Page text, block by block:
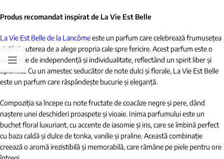
Produs recomandat inspirat de La Vie Est Belle
L aVie Est Belle de la Lancômeeste un parfum care celebrează frumusețea
vieții și puterea de a alege propria cale spre fericire. Acest parfum este o
declarație de independență și individualitate, reflectând un spirit liber și
optimist. Cu un amestec seducător de note dulci și florale, La Vie Est Belle
este un parfum care răspândește bucurie și eleganță.
Compoziția sa începe cu note fructate de coacăze negre și pere, dând
naștere unei deschideri proaspete și vioaie. Inima parfumului este un
buchet floral luxuriant, cu accente de iasomie și iris, care se îmbină perfect
cu baza caldă și dulce de tonka, vanilie și praline. Această combinație
creează o aromă irezistibilă și memorabilă, care rămâne pe piele pentru ore